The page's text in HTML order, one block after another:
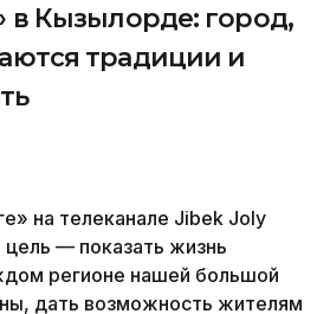
в Кызылорде: город,
традиции и
на телеканале Jibek Joly
— показать жизнь
регионе нашей большой
дать возможность жителям